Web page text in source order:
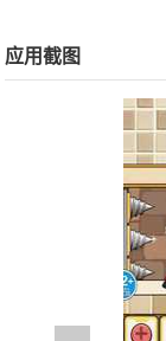
应用截图